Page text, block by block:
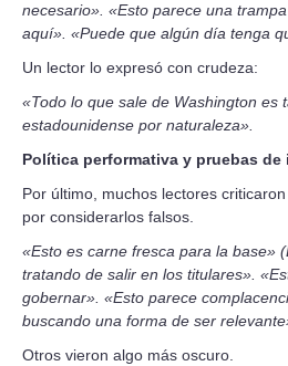
necesario». «Esto parece una
aquí». «Puede que algún día tenga
Un lector lo expresó con crudeza:
«Todo lo que sale de Washington es
estadounidense por naturaleza».
Política performativa y pruebas de
Por último, muchos lectores
por considerarlos falsos.
«Esto es carne fresca para la base»
tratando de salir en los titulares».
gobernar». «Esto parece
buscando una forma de ser
Otros vieron algo más oscuro.